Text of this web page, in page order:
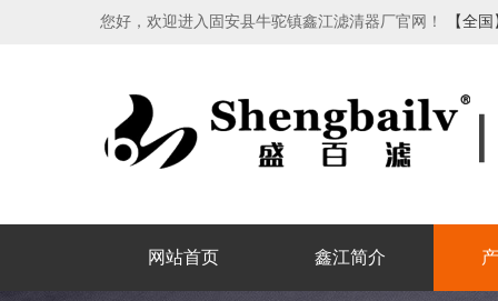
您好，欢迎进入固安县牛驼镇鑫江滤清器厂官网！ 【全
网站首页 鑫江简介